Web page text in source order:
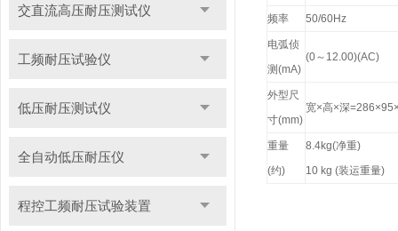
交直流高压耐压测试仪
工频耐压试验仪
低压耐压测试仪
全自动低压耐压仪
程控工频耐压试验装置
频率 50/60Hz
电弧侦
测(mA)
(0～12.00)(AC)
外型尺
寸(mm)
宽×高×深
重量
(约)
8.4kg(净重)
10 kg (装运重量)